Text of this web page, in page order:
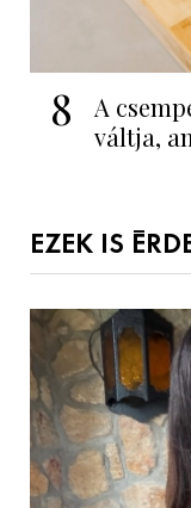
8
A
váltja,
EZEK IS